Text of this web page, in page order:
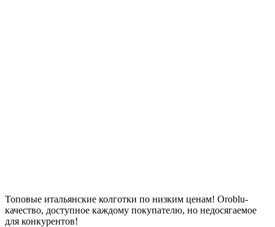
Топовые итальянские колготки по низким ценам! Oroblu-
качество, доступное каждому покупателю, но недосягаемое
для конкурентов!